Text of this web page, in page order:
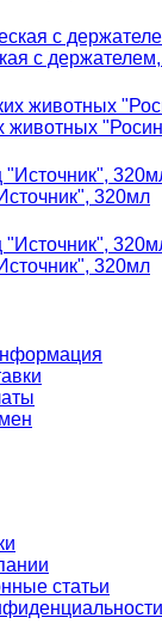
с
животных
320мл
320мл
статьи